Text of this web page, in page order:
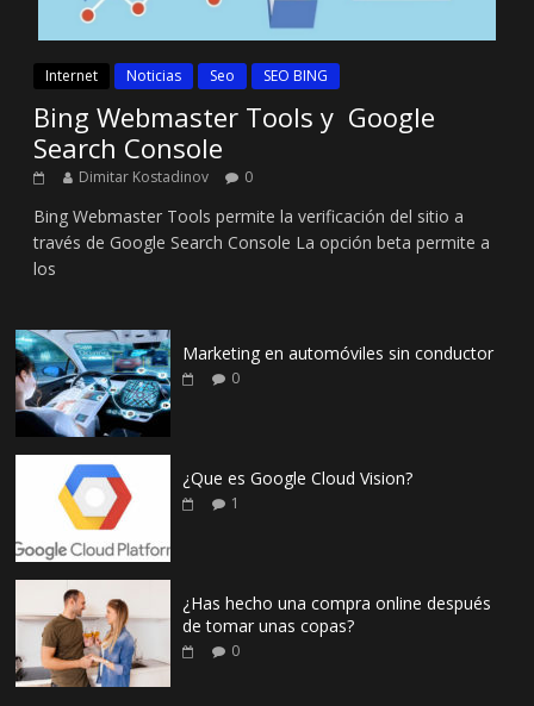
Internet Noticias Seo SEO BING
Bing Webmaster Tools y Google
Search Console
Dimitar Kostadinov 0
Bing Webmaster Tools permite la verificación del sitio a
través de Google Search Console La opción beta permite a
los
Marketing en automóviles sin conductor
0
¿Que es Google Cloud Vision?
1
¿Has hecho una compra online después
de tomar unas copas?
0